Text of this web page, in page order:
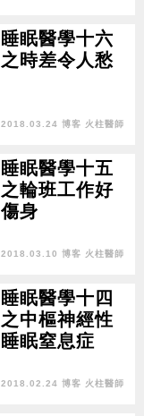
睡眠醫學十六
之時差令人愁
2018.03.24 博客 火柱醫師
睡眠醫學十五
之輪班工作好
傷身
2018.03.10 博客 火柱醫師
睡眠醫學十四
之中樞神經性
睡眠窒息症
2018.02.24 博客 火柱醫師